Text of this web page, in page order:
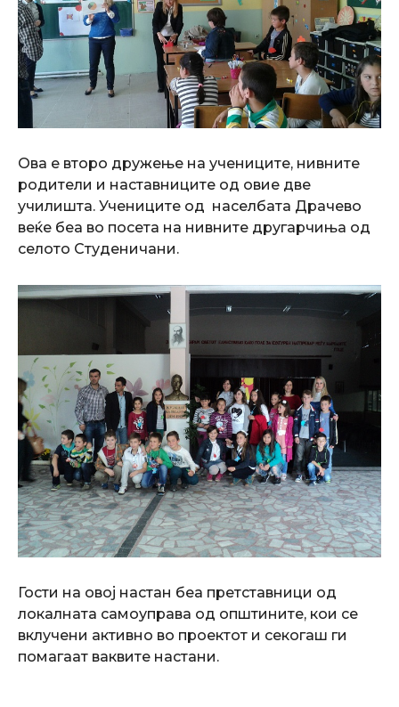
Ова е второ дружење на учениците, нивните
родители и наставниците од овие две
училишта. Учениците од населбата Драчево
веќе беа во посета на нивните другарчиња од
селото Студеничани.
Гости на овој настан беа претставници од
локалната самоуправа од општините, кои се
вклучени активно во проектот и секогаш ги
помагаат ваквите настани.